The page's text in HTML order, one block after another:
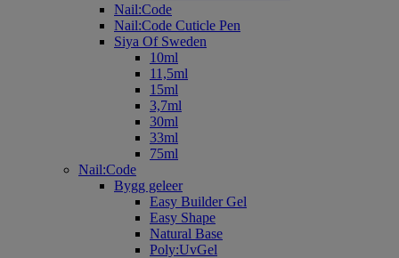
Nail:Code
Nail:Code Cuticle Pen
Siya Of Sweden
10ml
11,5ml
15ml
3,7ml
30ml
33ml
75ml
Nail:Code
Bygg geleer
Easy Builder Gel
Easy Shape
Natural Base
Poly:UvGel